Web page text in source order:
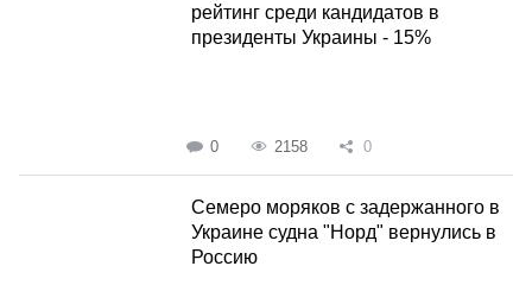
рейтинг среди кандидатов в
президенты Украины - 15%
0 2158 0
Семеро моряков с задержанного в
Украине судна "Норд" вернулись в
Россию